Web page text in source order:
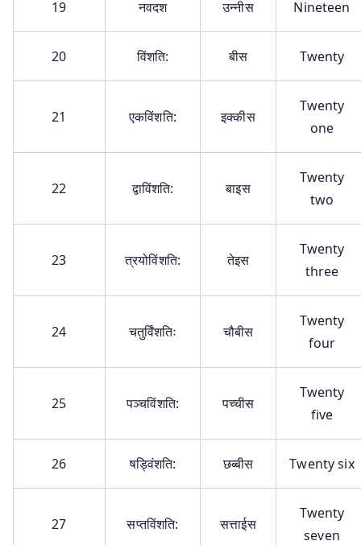
19 नवदश उन्नीस Nineteen
20 विंशति: बीस Twenty
21 एकविंशति: इक्कीस
Twenty
one
22 द्वाविंशति: बाइस
Twenty
two
23 त्रयोविंशति: तेइस
Twenty
three
24 चतुर्विंशतिः चौबीस
Twenty
four
25 पञ्चविंशति: पच्चीस
Twenty
five
26 षड्विंशति: छब्बीस Twenty six
27 सप्तविंशति: सत्ताईस
Twenty
seven